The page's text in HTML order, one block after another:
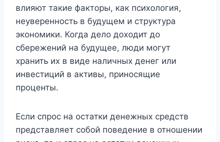
влияют такие факторы, как психология,
неуверенность в будущем и структура
экономики. Когда дело доходит до
сбережений на будущее, люди могут
хранить их в виде наличных денег или
инвестиций в активы, приносящие
проценты.
Если спрос на остатки денежных средств
представляет собой поведение в отношении